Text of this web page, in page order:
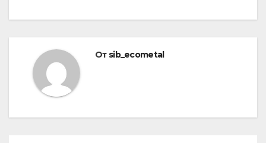
От sib_ecometal